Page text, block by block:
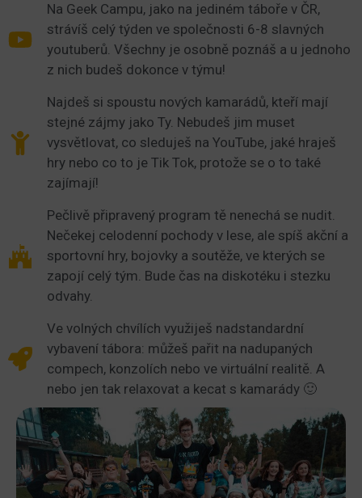
Na Geek Campu, jako na jediném táboře v ČR,
strávíš celý týden ve společnosti 6-8 slavných
youtuberů. Všechny je osobně poznáš a u jednoho
z nich budeš dokonce v týmu!
Najdeš si spoustu nových kamarádů, kteří mají
stejné zájmy jako Ty. Nebudeš jim muset
vysvětlovat, co sleduješ na YouTube, jaké hraješ
hry nebo co to je Tik Tok, protože se o to také
zajímají!
Pečlivě připravený program tě nenechá se nudit.
Nečekej celodenní pochody v lese, ale spíš akční a
sportovní hry, bojovky a soutěže, ve kterých se
zapojí celý tým. Bude čas na diskotéku i stezku
odvahy.
Ve volných chvílích využiješ nadstandardní
vybavení tábora: můžeš pařit na nadupaných
compech, konzolích nebo ve virtuální realitě. A
nebo jen tak relaxovat a kecat s kamarády 🙂